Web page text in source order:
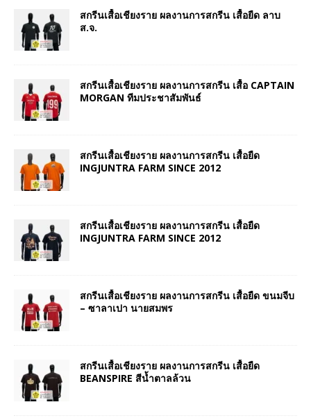
สกรีนเสื้อเชียงราย ผลงานการสกรีน เสื้อยืด ลาบ
ส.จ.
สกรีนเสื้อเชียงราย ผลงานการสกรีน เสื้อ CAPTAIN
MORGAN ทีมประชาสัมพันธ์
สกรีนเสื้อเชียงราย ผลงานการสกรีน เสื้อยืด
INGJUNTRA FARM SINCE 2012
สกรีนเสื้อเชียงราย ผลงานการสกรีน เสื้อยืด
INGJUNTRA FARM SINCE 2012
สกรีนเสื้อเชียงราย ผลงานการสกรีน เสื้อยืด ขนมจีบ
– ซาลาเปา นายสมพร
สกรีนเสื้อเชียงราย ผลงานการสกรีน เสื้อยืด
BEANSPIRE สีน้ำตาลล้วน